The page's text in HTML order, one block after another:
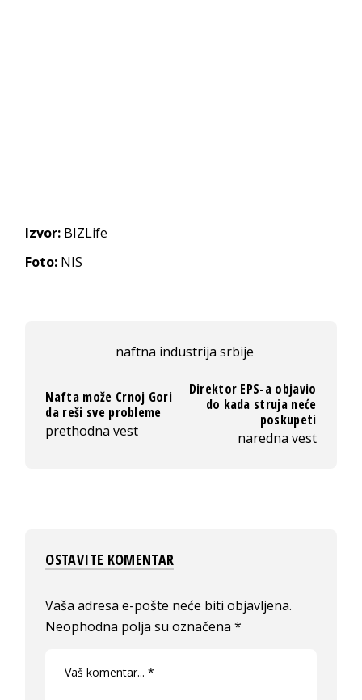
Izvor: BIZLife
Foto: NIS
naftna industrija srbije
Nafta može Crnoj Gori
da reši sve probleme
prethodna vest
Direktor EPS-a objavio
do kada struja neće
poskupeti
naredna vest
OSTAVITE KOMENTAR
Vaša adresa e-pošte neće biti objavljena.
Neophodna polja su označena*